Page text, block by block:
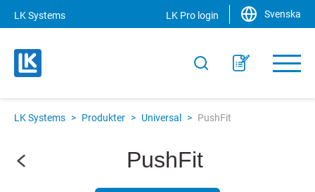
LK Systems LK Pro login Svenska
LK Systems > Produkter > Universal > PushFit
PushFit